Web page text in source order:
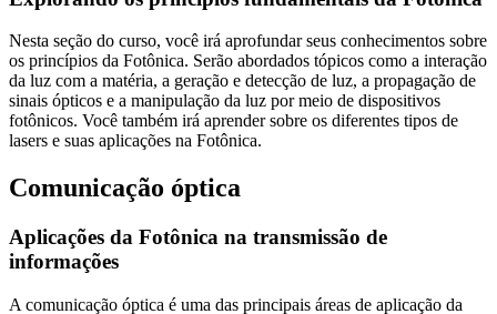
Nesta seção do curso, você irá aprofundar seus conhecimentos sobre
os princípios da Fotônica. Serão abordados tópicos como a interação
da luz com a matéria, a geração e detecção de luz, a propagação de
sinais ópticos e a manipulação da luz por meio de dispositivos
fotônicos. Você também irá aprender sobre os diferentes tipos de
lasers e suas aplicações na Fotônica.
Comunicação óptica
Aplicações da Fotônica na transmissão de
informações
A comunicação óptica é uma das principais áreas de aplicação da